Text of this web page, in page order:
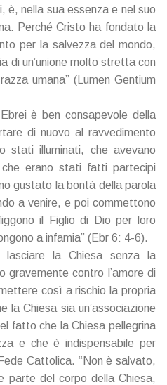
è, nella sua essenza e nel suo
Perché Cristo ha fondato la
per la salvezza del mondo,
di un’unione molto stretta con
umana” (Lumen Gentium
è ben consapevole della
di nuovo al ravvedimento
stati illuminati, che avevano
erano stati fatti partecipi
gustato la bontà della parola
a venire, e poi commettono
il Figlio di Dio per loro
a infamia” (Ebr 6: 4-6).
lasciare la Chiesa senza la
gravemente contro l’amore di
così a rischio la propria
la Chiesa sia un’associazione
fatto che la Chiesa pellegrina
e che è indispensabile per
Cattolica. “Non è salvato,
parte del corpo della Chiesa,